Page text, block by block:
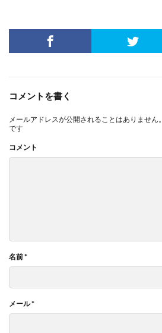
コメントを書く
メールアドレスが公開されることはありません。
です
コメント
名前*
メール*